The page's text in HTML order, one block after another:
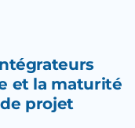
et la maturité
projet